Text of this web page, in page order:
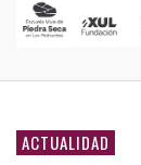
ACTUALIDAD